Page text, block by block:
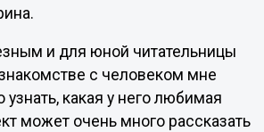
и для юной читательницы
с человеком мне
узнать, какая у него любимая
может очень много рассказать